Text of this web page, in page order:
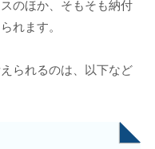
のほか、そもそも納付
れます。
られるのは、以下など